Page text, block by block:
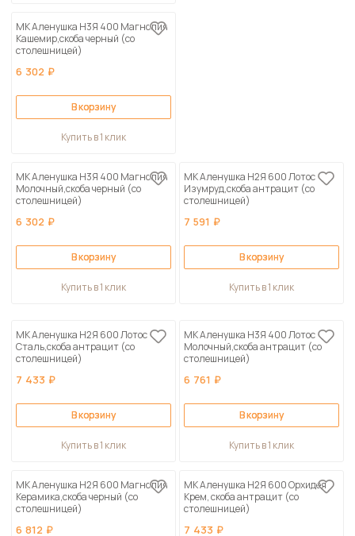
МК Аленушка Н3Я 400 Магнолия
Кашемир,скоба черный (со
столешницей)
6 302 ₽
В корзину
Купить в 1 клик
МК Аленушка Н3Я 400 Магнолия
Молочный,скоба черный (со
столешницей)
6 302 ₽
В корзину
Купить в 1 клик
МК Аленушка Н2Я 600 Лотос
Изумруд,скоба антрацит (со
столешницей)
7 591 ₽
В корзину
Купить в 1 клик
МК Аленушка Н2Я 600 Лотос
Сталь,скоба антрацит (со
столешницей)
7 433 ₽
В корзину
Купить в 1 клик
МК Аленушка Н3Я 400 Лотос
Молочный,скоба антрацит (со
столешницей)
6 761 ₽
В корзину
Купить в 1 клик
МК Аленушка Н2Я 600 Магнолия
Керамика,скоба черный (со
столешницей)
6 812 ₽
МК Аленушка Н2Я 600 Орхидея
Крем, скоба антрацит (со
столешницей)
7 433 ₽